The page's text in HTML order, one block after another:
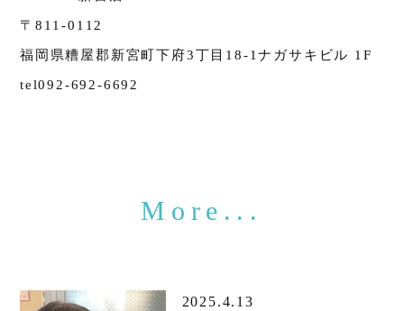
〒811-0112
福岡県糟屋郡新宮町下府3丁目18-1ナガサキビル 1F
tel092-692-6692
2025.4.13